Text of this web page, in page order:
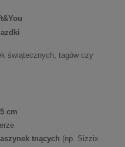
świątecznych, tagów czy
cm
tnących (np. Sizzix